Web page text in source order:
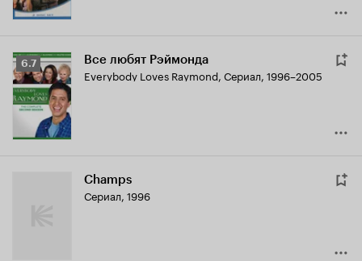
Рейтинг
Кинопоиска
6.7
6.7 Все любят Рэймонда
Everybody Loves Raymond, Сериал, 1996–2005
Champs
Сериал, 1996